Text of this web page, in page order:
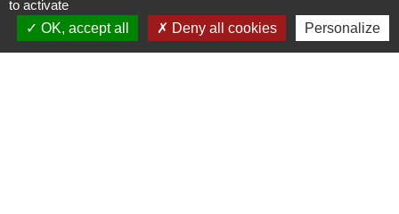
Mairie de Les Chapelles
Chef-lieu - 13 rue du Chatelet
to activate
OK, accept all
Deny all cookies Personalize